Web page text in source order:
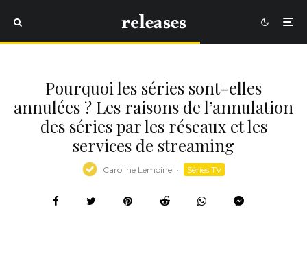
Pourquoi les séries sont-elles
annulées ? Les raisons de l’annulation
des séries par les réseaux et les
services de streaming
Caroline Lemoine · Séries TV